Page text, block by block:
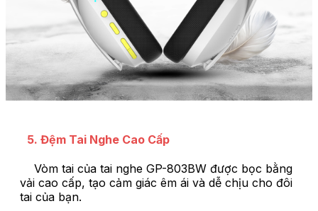
5. Đệm Tai Nghe Cao Cấp
Vòm tai của tai nghe GP-803BW được bọc bằng
vải cao cấp, tạo cảm giác êm ái và dễ chịu cho đôi
tai của bạn.